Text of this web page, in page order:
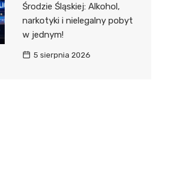
Środzie Śląskiej: Alkohol,
narkotyki i nielegalny pobyt
w jednym!
5 sierpnia 2026